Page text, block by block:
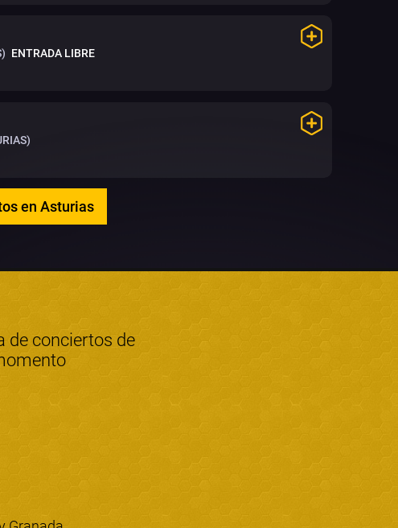
ENTRADA LIBRE
en Asturias
de conciertos de